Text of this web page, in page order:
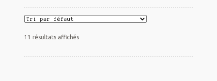
11 résultats affichés